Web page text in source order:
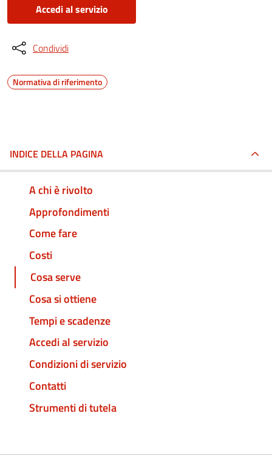
Accedi al servizio
Condividi
Normativa di riferimento
INDICE DELLA PAGINA
A chi è rivolto
Approfondimenti
Come fare
Costi
Cosa serve
Cosa si ottiene
Tempi e scadenze
Accedi al servizio
Condizioni di servizio
Contatti
Strumenti di tutela